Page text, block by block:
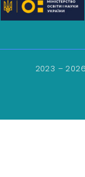
2023 – 2026